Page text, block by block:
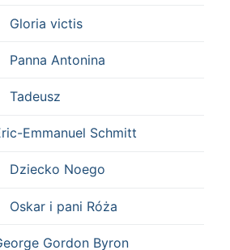
Gloria victis
Panna Antonina
Tadeusz
Emmanuel Schmitt
Dziecko Noego
Oskar i pani Róża
Gordon Byron